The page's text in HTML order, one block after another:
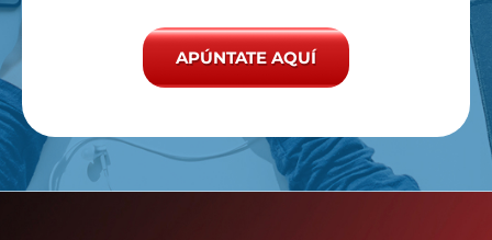
APÚNTATE AQUÍ